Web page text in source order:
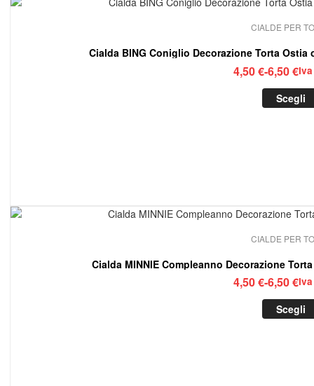
CIALDE PER
Cialda BING Coniglio Decorazione Torta
4,50€-6,50€
di
Scegli
CIALDE PER
Cialda MINNIE Compleanno Decorazione
4,50€-6,50€
di
Scegli